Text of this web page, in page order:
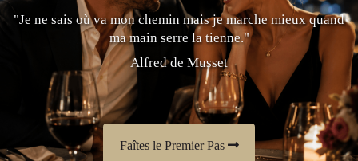
"Je ne sais où va mon chemin mais je marche mieux quand
ma main serre la tienne."
Alfred de Musset
Faîtes le Premier Pas